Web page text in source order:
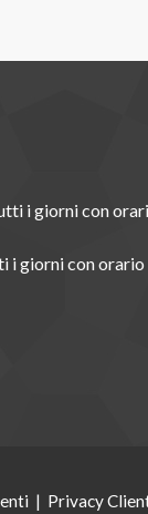
i giorni con
i giorni con orario
| Privacy